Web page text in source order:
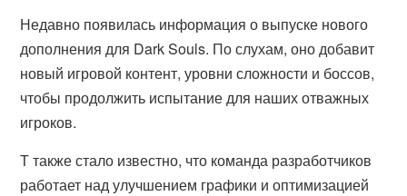
Недавно появилась информация о выпуске нового
дополнения для Dark Souls. По слухам, оно добавит
новый игровой контент, уровни сложности и боссов,
чтобы продолжить испытание для наших отважных
игроков.
Т также стало известно, что команда разработчиков
работает над улучшением графики и оптимизацией